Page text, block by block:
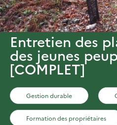
Entretien des
des jeunes
[COMPLET]
Gestion durable
Formation des propriétaires